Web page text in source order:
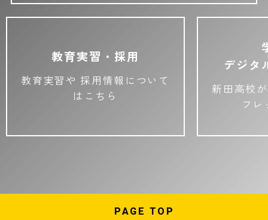
教育実習・採用
教育実習や 採用情報について
はこちら
デジタ
新田高校
フ
PAGE TOP